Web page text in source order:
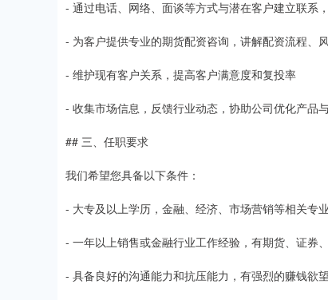
- 通过电话、网络、面谈等方式与潜在客户建立联系
- 为客户提供专业的期货配资咨询，讲解配资流程、
- 维护现有客户关系，提高客户满意度和复投率
- 收集市场信息，反馈行业动态，协助公司优化产品
## 三、任职要求
我们希望您具备以下条件：
- 大专及以上学历，金融、经济、市场营销等相关专
- 一年以上销售或金融行业工作经验，有期货、证券
- 具备良好的沟通能力和抗压能力，有强烈的赚钱欲望